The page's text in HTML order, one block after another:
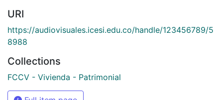
URI
https://audiovisuales.icesi.edu.co/handle/123456789/5
8988
Collections
FCCV - Vivienda - Patrimonial